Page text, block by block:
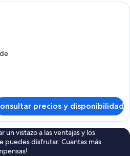
Un dormitorio ordenado con
precios y disponibilidad
un vistazo a las ventajas y los
puedes disfrutar. Cuantas más